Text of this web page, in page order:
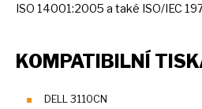
ISO 14001:2005 a také ISO/IEC
KOMPATIBILNÍ
DELL 3110CN